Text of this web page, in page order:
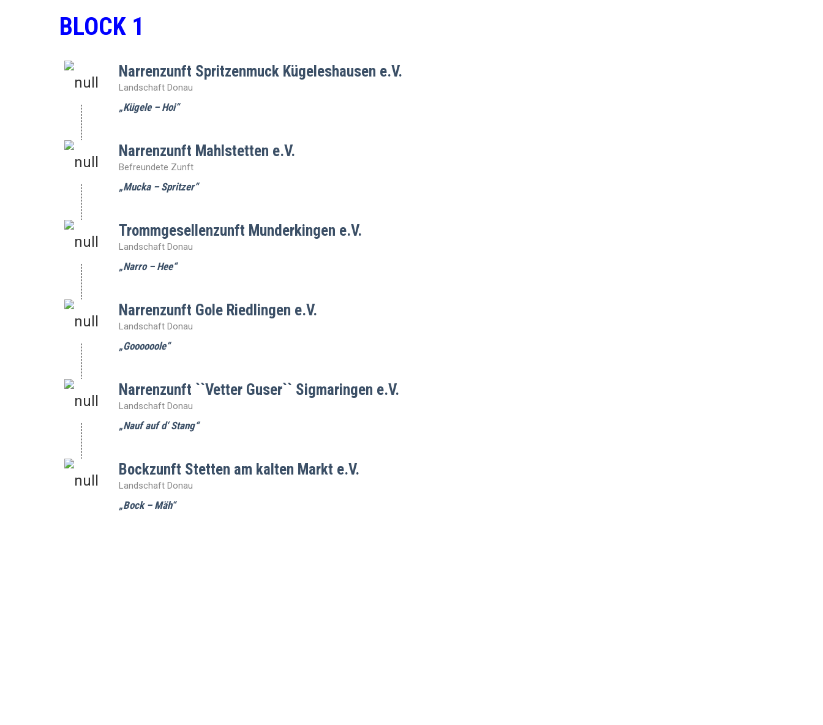
BLOCK 1
Narrenzunft Spritzenmuck Kügeleshausen e.V.
Landschaft Donau
„Kügele – Hoi“
Narrenzunft Mahlstetten e.V.
Befreundete Zunft
„Mucka – Spritzer“
Trommgesellenzunft Munderkingen e.V.
Landschaft Donau
„Narro – Hee“
Narrenzunft Gole Riedlingen e.V.
Landschaft Donau
„Goooooole“
Narrenzunft ``Vetter Guser`` Sigmaringen e.V.
Landschaft Donau
„Nauf auf d‘ Stang“
Bockzunft Stetten am kalten Markt e.V.
Landschaft Donau
„Bock – Mäh“